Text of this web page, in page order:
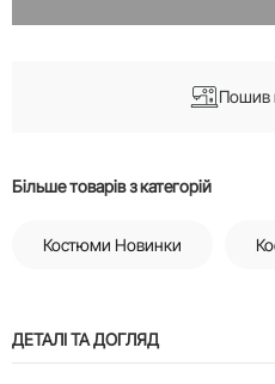
Пошив
Більше товарів з категорій
Костюми Новинки
ДЕТАЛІ ТА ДОГЛЯД